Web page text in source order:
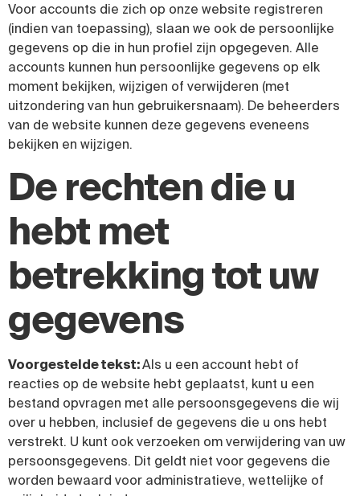
Voor accounts die zich op onze website registreren
(indien van toepassing), slaan we ook de persoonlijke
gegevens op die in hun profiel zijn opgegeven. Alle
accounts kunnen hun persoonlijke gegevens op elk
moment bekijken, wijzigen of verwijderen (met
uitzondering van hun gebruikersnaam). De beheerders
van de website kunnen deze gegevens eveneens
bekijken en wijzigen.
De rechten die u
hebt met
betrekking tot uw
gegevens
Voorgestelde tekst:Als u een account hebt of
reacties op de website hebt geplaatst, kunt u een
bestand opvragen met alle persoonsgegevens die wij
over u hebben, inclusief de gegevens die u ons hebt
verstrekt. U kunt ook verzoeken om verwijdering van uw
persoonsgegevens. Dit geldt niet voor gegevens die
worden bewaard voor administratieve, wettelijke of